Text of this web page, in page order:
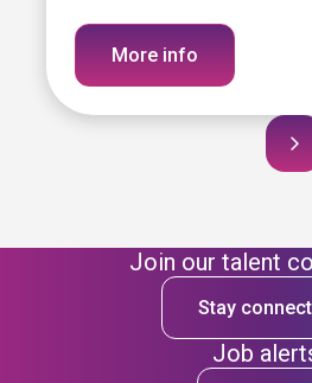
More info
Join our talent
Stay
Job